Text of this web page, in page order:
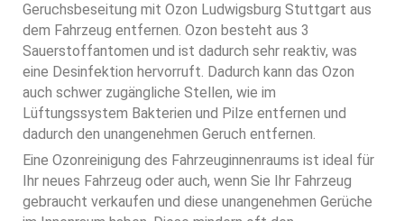
Geruchsbeseitung mit Ozon Ludwigsburg Stuttgart aus
dem Fahrzeug entfernen. Ozon besteht aus 3
Sauerstoffantomen und ist dadurch sehr reaktiv, was
eine Desinfektion hervorruft. Dadurch kann das Ozon
auch schwer zugängliche Stellen, wie im
Lüftungssystem Bakterien und Pilze entfernen und
dadurch den unangenehmen Geruch entfernen.
Eine Ozonreinigung des Fahrzeuginnenraums ist ideal für
Ihr neues Fahrzeug oder auch, wenn Sie Ihr Fahrzeug
gebraucht verkaufen und diese unangenehmen Gerüche